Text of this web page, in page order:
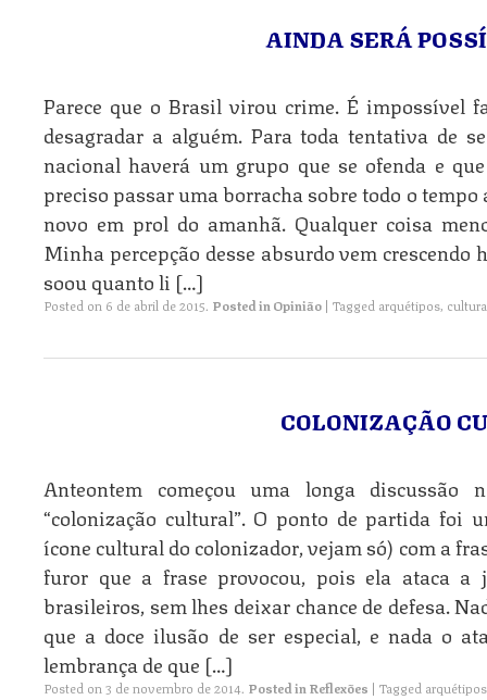
AINDA SERÁ
Parece que o Brasil virou crime. É impossível
desagradar a alguém. Para toda tentativa de
nacional haverá um grupo que se ofenda e
preciso passar uma borracha sobre todo o tempo
novo em prol do amanhã. Qualquer coisa
Minha percepção desse absurdo vem crescendo
soou quanto li […]
Posted on 6 de abril de 2015. Posted in Opinião | Tagged arquétipos, cultura
COLONIZAÇÃO
Anteontem começou uma longa discussão
“colonização cultural”. O ponto de partida foi
ícone cultural do colonizador, vejam só) com a
furor que a frase provocou, pois ela ataca a
brasileiros, sem lhes deixar chance de defesa.
que a doce ilusão de ser especial, e nada o
lembrança de que […]
Posted on3 de novembro de 2014. Posted inReflexões | Tagged arquétipos